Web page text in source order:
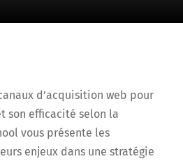
d’acquisition web pour
son efficacité selon la
vous présente les
enjeux dans une stratégie